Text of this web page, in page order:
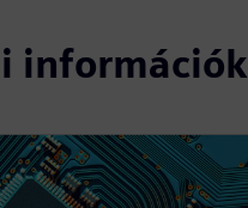
információk